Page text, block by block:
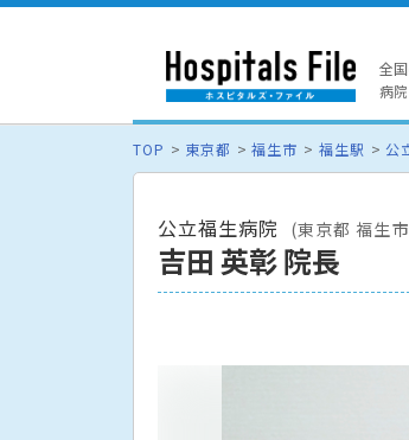
全
病
TOP 東京都 福生市 福生駅 公
公立福生病院 (東京都 福生
吉田 英彰 院長